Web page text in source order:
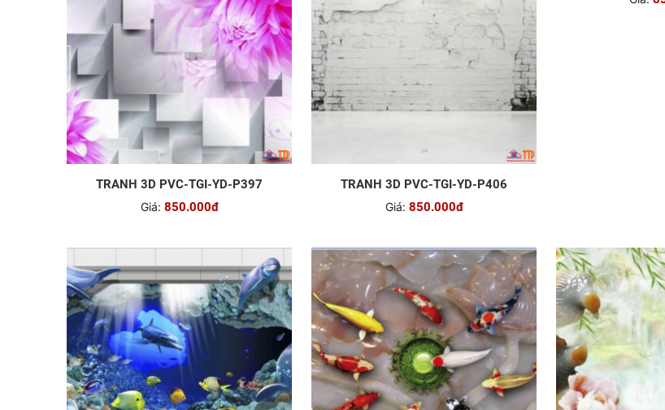
TRANH 3D PVC-TGI-YD-P397
Giá: 850.000đ
TRANH 3D PVC-TGI-YD-P406
Giá: 850.000đ